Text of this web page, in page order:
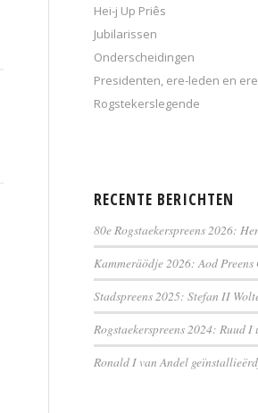
Hei-j Up Priês
Jubilarissen
Onderscheidingen
Presidenten, ere-leden en
Rogstekerslegende
RECENTE BERICHTEN
80e Rogstaekerspreens 2026:
Kammeräödje 2026: Aod
Stadspreens 2025: Stefan II
Rogstaekerspreens 2024: Ruud I
Ronald I van Andel